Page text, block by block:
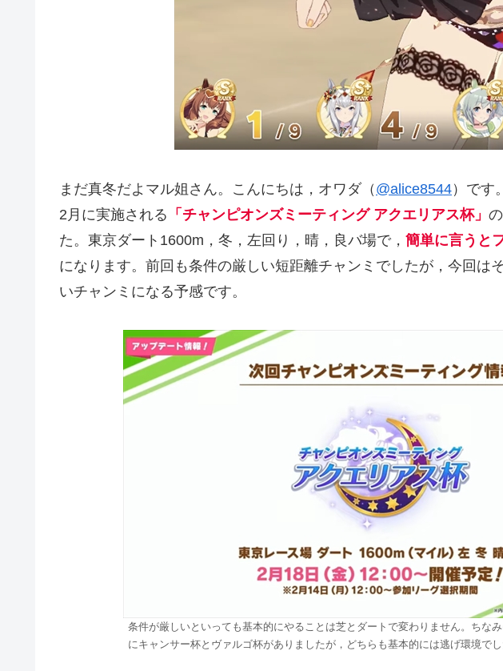
まだ真冬だよマル姐さん。こんにちは，オワダ（ @alice8544）です。
2月に実施される 「チャンピオンズミーティング アクエリアス杯」
た。東京ダート1600m，冬，左回り，晴，良バ場で， 簡単に言うと
になります。前回も条件の厳しい短距離チャンミでしたが，今回は
いチャンミになる予感です。
条件が厳しいといっても基本的にやることは芝とダートで変わりません。ちな
にキャンサー杯とヴァルゴ杯がありましたが，どちらも基本的には逃げ環境で